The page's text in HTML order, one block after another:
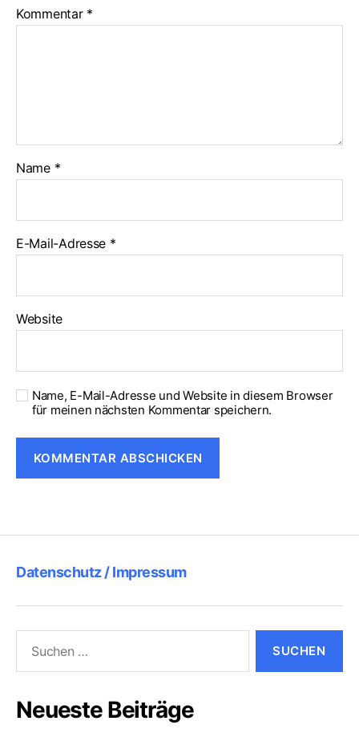
Kommentar *
Name *
E-Mail-Adresse *
Website
Name, E-Mail-Adresse und Website in diesem Browser
für meinen nächsten Kommentar speichern.
Datenschutz / Impressum
nach:
Neueste Beiträge